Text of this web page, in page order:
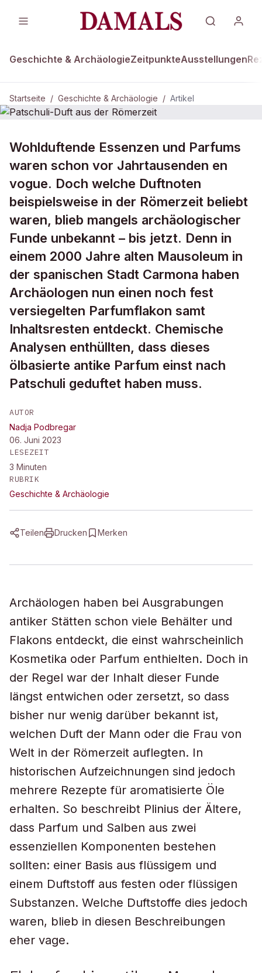
Geschichte & ArchäologieZeitpunkteAusstellungen
Startseite / Geschichte & Archäologie / Artikel
Patschuli-Duft aus der Römerzeit
Wohlduftende Essenzen und Parfums
waren schon vor Jahrtausenden en
vogue. Doch welche Duftnoten
beispielsweise in der Römerzeit beliebt
waren, blieb mangels archäologischer
Funde unbekannt – bis jetzt. Denn in
einem 2000 Jahre alten Mausoleum in
der spanischen Stadt Carmona haben
Archäologen nun einen noch fest
versiegelten Parfumflakon samt
Inhaltsresten entdeckt. Chemische
Analysen enthüllten, dass dieses
ölbasierte antike Parfum einst nach
Patschuli geduftet haben muss.
AUTOR
Nadja Podbregar
06. Juni 2023
LESEZEIT
3 Minuten
RUBRIK
Geschichte & Archäologie
Teilen Drucken Merken
Archäologen haben bei Ausgrabungen
antiker Stätten schon viele Behälter und
Flakons entdeckt, die einst wahrscheinlich
Kosmetika oder Parfum enthielten. Doch in
der Regel war der Inhalt dieser Funde
längst entwichen oder zersetzt, so dass
bisher nur wenig darüber bekannt ist,
welchen Duft der Mann oder die Frau von
Welt in der Römerzeit auflegten. In
historischen Aufzeichnungen sind jedoch
mehrere Rezepte für aromatisierte Öle
erhalten. So beschreibt Plinius der Ältere,
dass Parfum und Salben aus zwei
essenziellen Komponenten bestehen
sollten: einer Basis aus flüssigem und
einem Duftstoff aus festen oder flüssigen
Substanzen. Welche Duftstoffe dies jedoch
waren, blieb in diesen Beschreibungen
eher vage.